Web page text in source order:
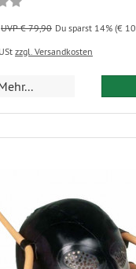
UVP € 79,90 Du sparst 14% (€
zzgl. Versandkosten